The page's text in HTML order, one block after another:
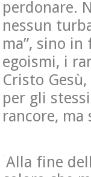
perdonare.
nessun
ma”, sino
egoismi, i
Cristo
per gli
rancore, ma
Alla fine